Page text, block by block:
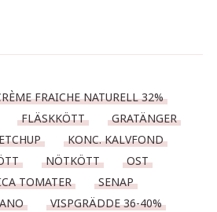
FRAICHE NATURELL 32%
FLÄSKKÖTT
GRATÄNGER
KONC. KALVFOND
NÖTKÖTT
OST
TOMATER
SENAP
VISPGRÄDDE 36-40%